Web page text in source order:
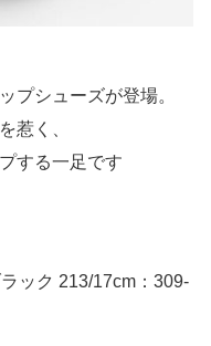
プシューズが登場。
惹く、
する一足です
ック 213/17cm：309-